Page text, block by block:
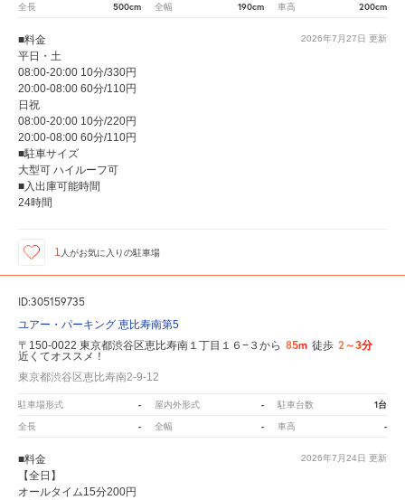
全長 500cm 全幅 190cm 車高 200cm
2026年7月27日 更新
■料金
平日・土
08:00-20:00 10分/330円
20:00-08:00 60分/110円
日祝
08:00-20:00 10分/220円
20:00-08:00 60分/110円
■駐車サイズ
大型可 ハイルーフ可
■入出庫可能時間
24時間
1 人がお気に入りの駐車場
ID:305159735
ユアー・パーキング 恵比寿南第5
〒150-0022 東京都渋谷区恵比寿南１丁目１６−３から 85m 徒歩 2～3分
近くてオススメ！
東京都渋谷区恵比寿南2-9-12
駐車場形式 - 屋内外形式 - 駐車台数 1台
全長 - 全幅 - 車高 -
2026年7月24日 更新
■料金
【全日】
オールタイム15分200円